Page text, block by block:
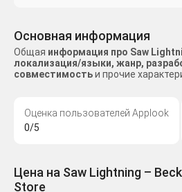
Основная информация
Общая информация про Saw
локализация/языки, жанр,
совместимостьи прочие
Оценка пользователей Applook
0/5
Цена на Saw Lightning –
Store